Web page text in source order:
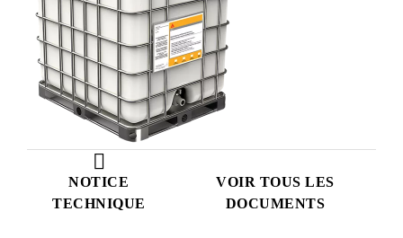
NOTICE
TECHNIQUE
VOIR TOUS LES
DOCUMENTS